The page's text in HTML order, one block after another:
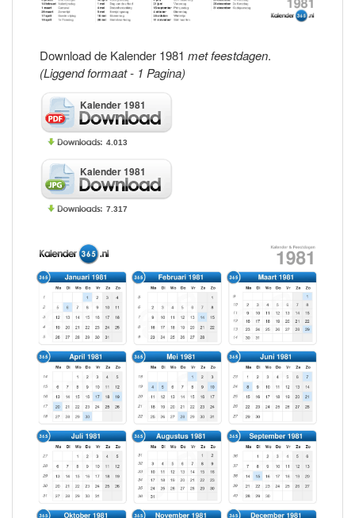
Download de Kalender 1981met feestdagen.
(Liggend formaat - 1 Pagina)
Kalender 1981
4.013
Kalender 1981
7.317